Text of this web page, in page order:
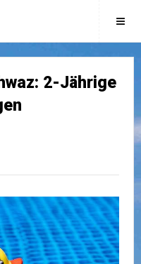
2-Jährige